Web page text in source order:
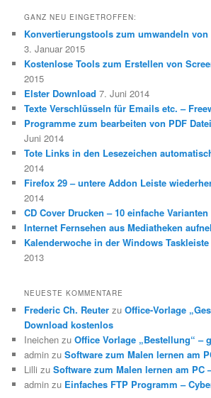
GANZ NEU EINGETROFFEN:
Konvertierungstools zum umwandeln
3. Januar 2015
Kostenlose Tools zum Erstellen von
2015
Elster Download 7. Juni 2014
Texte Verschlüsseln für Emails etc. –
Programme zum bearbeiten von PDF
Juni 2014
Tote Links in den Lesezeichen
2014
Firefox 29 – untere Addon Leiste
2014
CD Cover Drucken – 10 einfache Varianten
Internet Fernsehen aus Mediatheken
Kalenderwoche in der Windows
2013
NEUESTE KOMMENTARE
Frederic Ch. Reuter zuOffice-Vorlage
Download kostenlos
Ineichen zuOffice Vorlage „Bestellung“ –
admin zuSoftware zum Malen lernen am
Lilli zuSoftware zum Malen lernen am PC
admin zu Einfaches FTP Programm –